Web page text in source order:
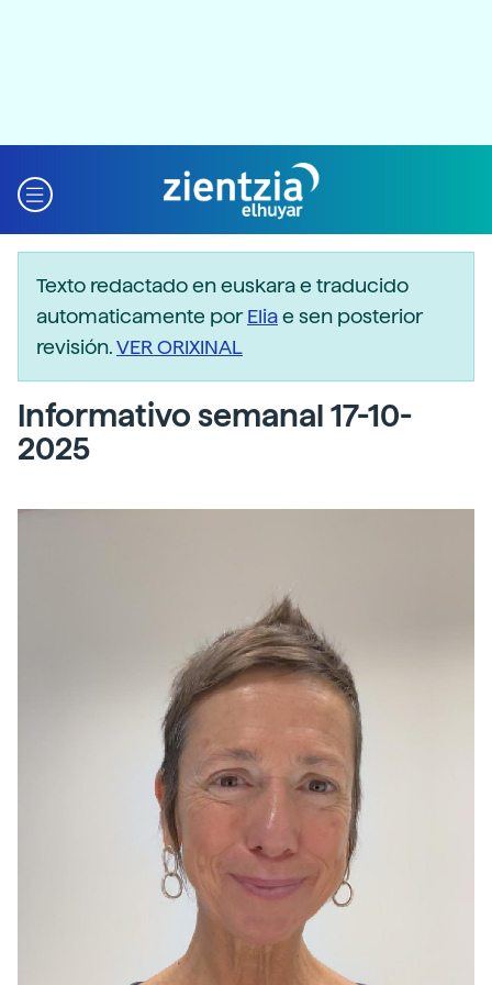
Texto redactado en euskara e traducido
automaticamente porEliae sen posterior
revisión.VER ORIXINAL
Informativo semanal 17-10-
2025